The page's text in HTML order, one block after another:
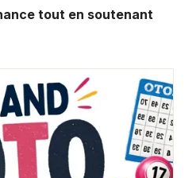
tout en soutenant